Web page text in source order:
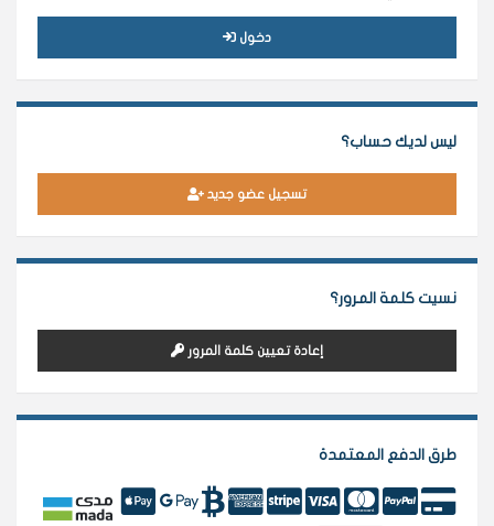
دخول
ليس لديك حساب؟
تسجيل عضو جديد
نسيت كلمة المرور؟
إعادة تعيين كلمة المرور
طرق الدفع المعتمدة